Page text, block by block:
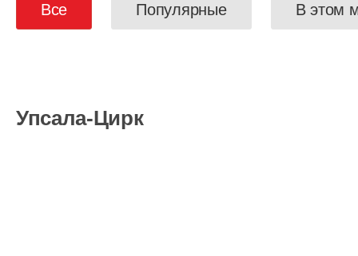
Все Популярные В этом
Упсала-Цирк